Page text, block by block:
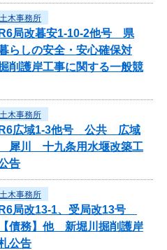
木事務所
R6局改暮安1-10-2他号 県
らしの安全・安心確保対
護岸工事に関する一般競
木事務所
R6広域1-3他号 公共 広域
犀川 十九条用水堰改築工
告
木事務所
局改13-1、受局改13号
債務】他 新堀川掘削護岸
公告